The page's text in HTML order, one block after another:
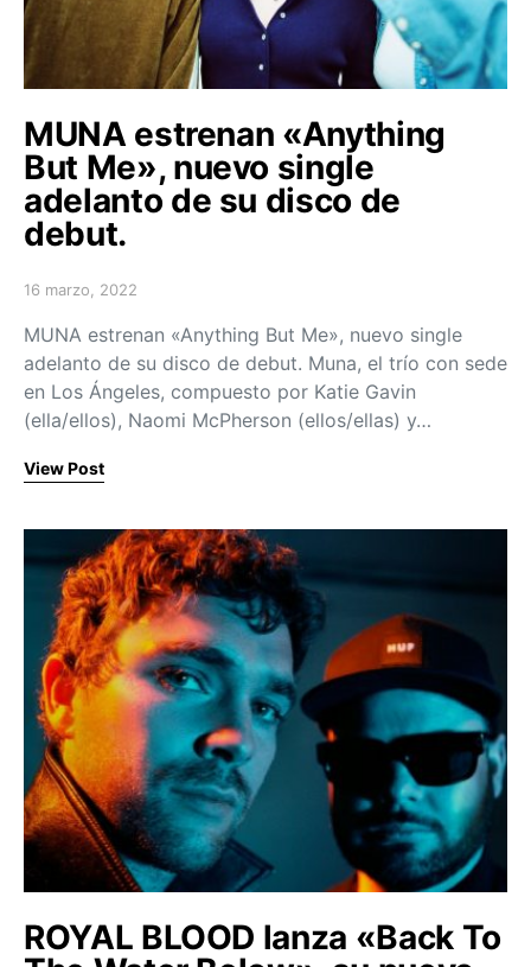
MUNA estrenan «Anything
But Me», nuevo single
adelanto de su disco de
debut.
Posted on
16 marzo, 2022
MUNA estrenan «Anything But Me», nuevo single
adelanto de su disco de debut. Muna, el trío con sede
en Los Ángeles, compuesto por Katie Gavin
(ella/ellos), Naomi McPherson (ellos/ellas) y…
View Post
ROYAL BLOOD lanza «Back To